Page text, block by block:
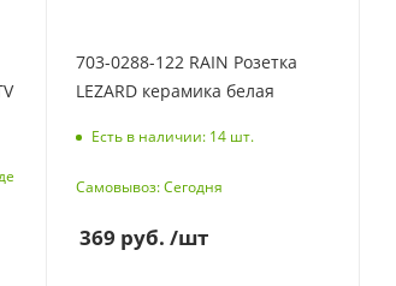
703-0288-122 RAIN Розетка
LEZARD керамика белая
Есть в наличии: 14 шт.
Самовывоз: Сегодня
369 руб. /шт